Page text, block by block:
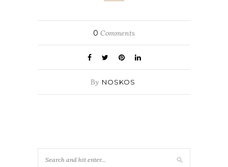
0 Comments
By NOSKOS